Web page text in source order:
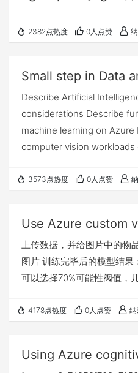
2382点热度 0人点赞
Describe Artificial
considerations Describe
machine learning on
computer vision
workloads on Azure
3573点热度 0人点赞
上传数据，并给图片中的物
图片 训练完毕后的模型结
可以选择70%可能性阀值，
4178点热度 0人点赞